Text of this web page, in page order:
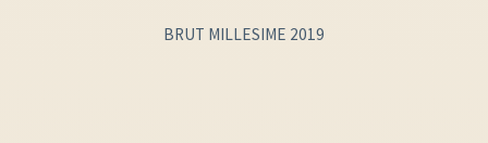
BRUT MILLESIME 2019